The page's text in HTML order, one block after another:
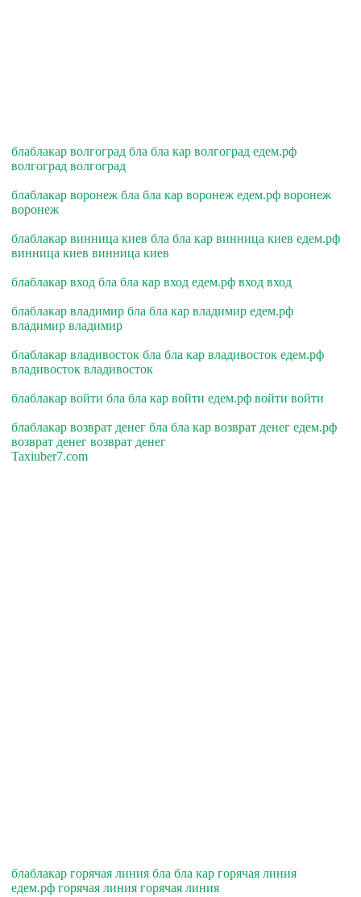
блаблакар волгоград бла бла кар волгоград едем.рф
волгоград волгоград
блаблакар воронеж бла бла кар воронеж едем.рф воронеж
воронеж
блаблакар винница киев бла бла кар винница киев едем.рф
винница киев винница киев
блаблакар вход бла бла кар вход едем.рф вход вход
блаблакар владимир бла бла кар владимир едем.рф
владимир владимир
блаблакар владивосток бла бла кар владивосток едем.рф
владивосток владивосток
блаблакар войти бла бла кар войти едем.рф войти войти
блаблакар возврат денег бла бла кар возврат денег едем.рф
возврат денег возврат денег
Taxiuber7.com
блаблакар горячая линия бла бла кар горячая линия
едем.рф горячая линия горячая линия